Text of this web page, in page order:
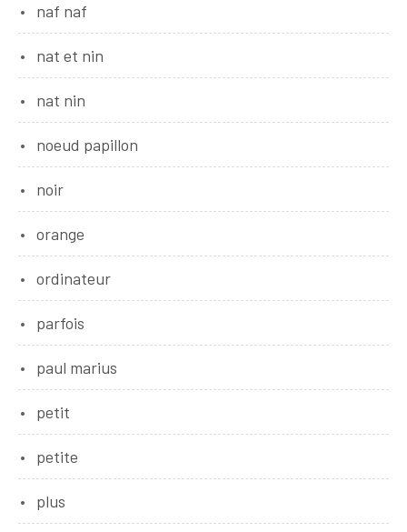
naf naf
nat et nin
nat nin
noeud papillon
noir
orange
ordinateur
parfois
paul marius
petit
petite
plus